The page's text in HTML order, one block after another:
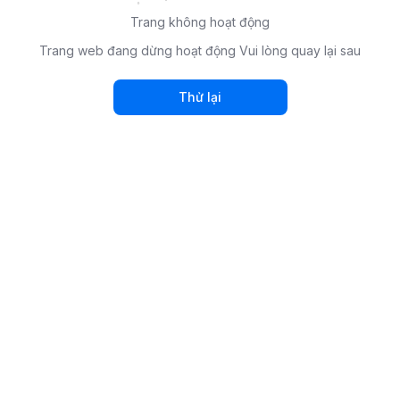
Trang không hoạt động
Trang web đang dừng hoạt động Vui lòng quay lại sau
Thử lại